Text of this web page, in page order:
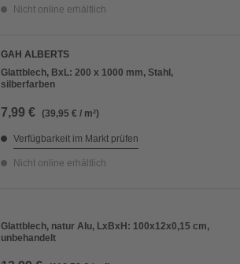
Nicht online erhältlich
GAH ALBERTS
Glattblech, BxL: 200 x 1000 mm, Stahl,
silberfarben
7,99 € (39,95 € / m²)
Verfügbarkeit im Markt prüfen
Nicht online erhältlich
Glattblech, natur Alu, LxBxH: 100x12x0,15 cm,
unbehandelt